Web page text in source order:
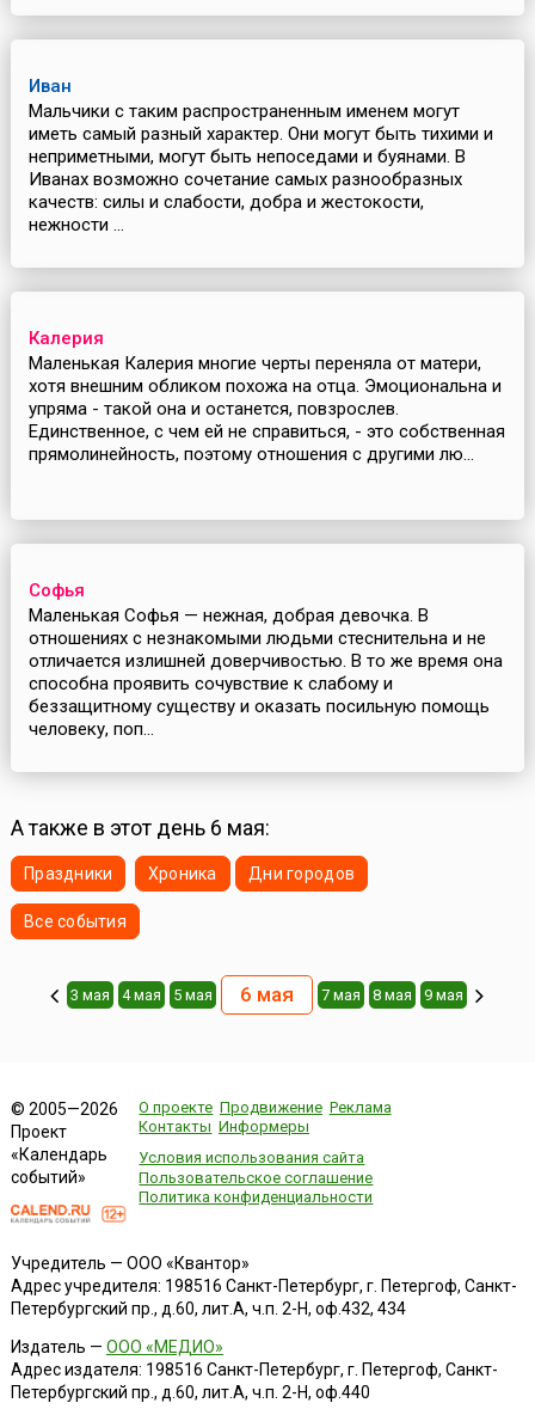
Иван
Мальчики с таким распространенным именем могут
иметь самый разный характер. Они могут быть тихими и
неприметными, могут быть непоседами и буянами. В
Иванах возможно сочетание самых разнообразных
качеств: силы и слабости, добра и жестокости,
нежности ...
Калерия
Маленькая Калерия многие черты переняла от матери,
хотя внешним обликом похожа на отца. Эмоциональна и
упряма - такой она и останется, повзрослев.
Единственное, с чем ей не справиться, - это собственная
прямолинейность, поэтому отношения с другими лю...
Софья
Маленькая Софья — нежная, добрая девочка. В
отношениях с незнакомыми людьми стеснительна и не
отличается излишней доверчивостью. В то же время она
способна проявить сочувствие к слабому и
беззащитному существу и оказать посильную помощь
человеку, поп...
А также в этот день 6 мая:
Праздники Хроника Дни городов
Все события
3 мая 4 мая 5 мая 6 мая 7 мая 8 мая 9 мая
© 2005—2026
Проект
«Календарь
событий»
О проекте Продвижение Реклама
Контакты Информеры
Условия использования сайта
Пользовательское соглашение
Политика конфиденциальности
Учредитель — ООО «Квантор»
Адрес учредителя: 198516 Санкт-Петербург, г. Петергоф, Санкт-
Петербургский пр., д.60, лит.А, ч.п. 2-Н, оф.432, 434
Издатель — ООО «МЕДИО»
Адрес издателя: 198516 Санкт-Петербург, г. Петергоф, Санкт-
Петербургский пр., д.60, лит.А, ч.п. 2-Н, оф.440